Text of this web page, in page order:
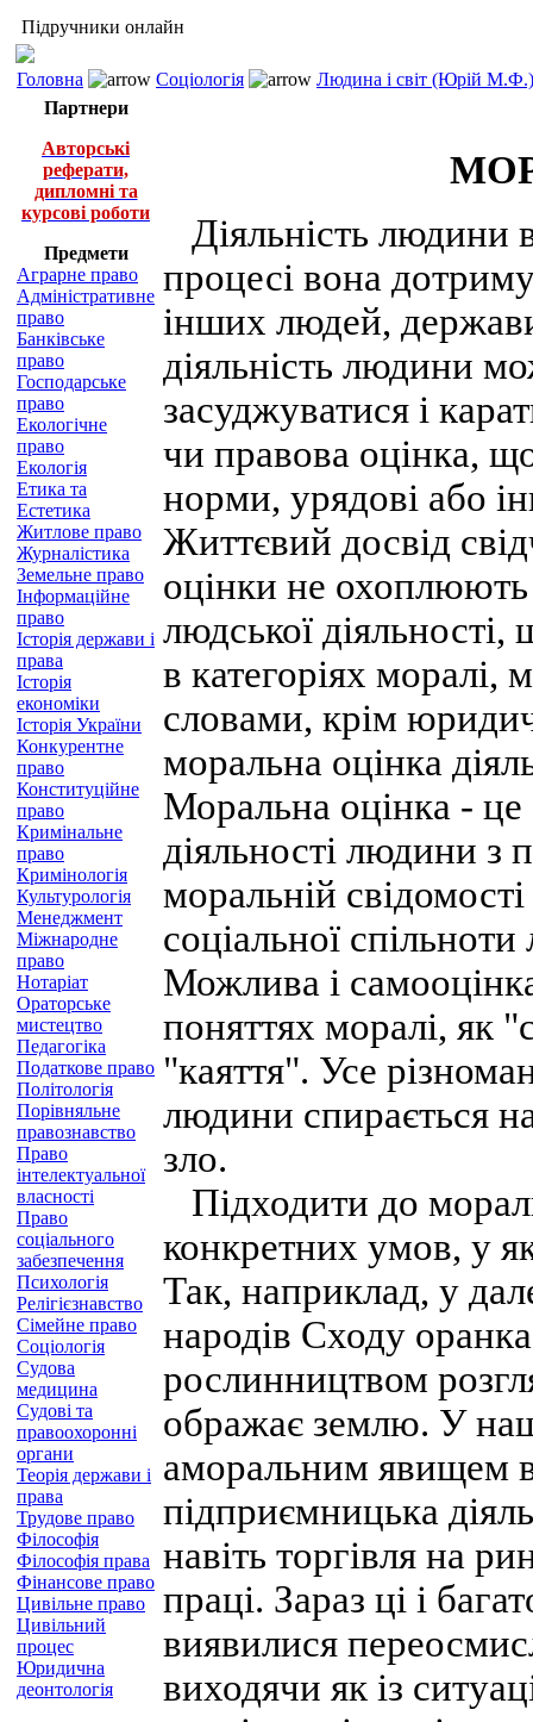
Підручники онлайн
Головна Соціологія
Людина і світ (Юрій М.Ф.)
Партнери
Авторські
реферати,
дипломні та
курсові роботи
Предмети
Аграрне право
Адміністративне
право
Банківське
право
Господарське
право
Екологічне
право
Екологія
Етика та
Естетика
Житлове право
Журналістика
Земельне право
Інформаційне
право
Історія держави і
права
Історія
економіки
Історія України
Конкурентне
право
Конституційне
право
Кримінальне
право
Кримінологія
Культурологія
Менеджмент
Міжнародне
право
Нотаріат
Ораторське
мистецтво
Педагогіка
Податкове право
Політологія
Порівняльне
правознавство
Право
інтелектуальної
власності
Право
соціального
забезпечення
Психологія
Релігієзнавство
Сімейне право
Соціологія
Судова
медицина
Судові та
правоохоронні
органи
Теорія держави і
права
Трудове право
Філософія
Філософія права
Фінансове право
Цивільне право
Цивільний
процес
Юридична
деонтологія
Діяльність людини
процесі вона
інших людей,
діяльність людини
засуджуватися і
чи правова оцінка,
норми, урядові або
Життєвий досвід
оцінки не охоплюють
людської
в категоріях моралі,
словами, крім
моральна оцінка
Моральна оцінка -
діяльності людини з
моральній
соціальної
Можлива і
поняттях моралі, як
"каяття". Усе
людини спирається
зло.
Підходити до
конкретних умов, у
Так, наприклад, у
народів Сходу
рослинництвом
ображає землю. У
аморальним явищем
підприємницька
навіть торгівля на
праці. Зараз ці і
виявилися
виходячи як із